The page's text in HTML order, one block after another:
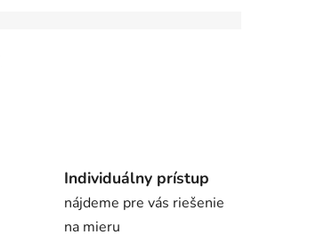
Individuálny prístup
nájdeme pre vás riešenie
na mieru